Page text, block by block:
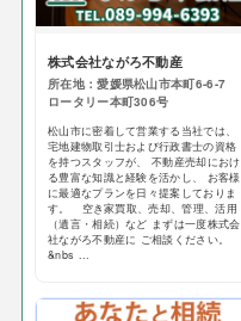
株式会社ながろ不動産
所在地：愛媛県松山市本町6-6-7
ロータリー本町306号
松山市に密着して営業する当社では、
宅地建物取引士および行政書士の資格
を持つスタッフが、 不動産売却におけ
る豊富な知識と経験を活かし、 お客様
に最適なプランを日々提案しておりま
す。 空き家買取、売却、管理、活用
（遺言・相続）など まずは一度株式会
社ながろ不動産に ご相談ください。
&nbs ...